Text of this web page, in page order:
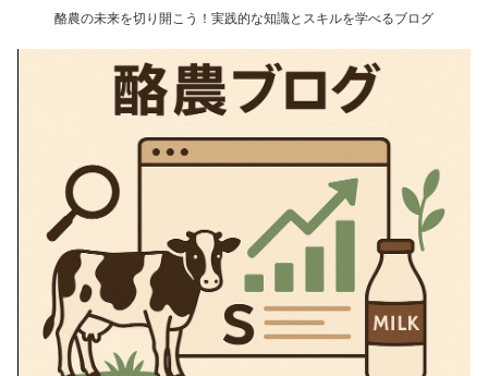
酪農の未来を切り開こう！実践的な知識とスキルを学べるブログ